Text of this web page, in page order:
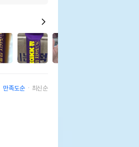
만족도순 최신순